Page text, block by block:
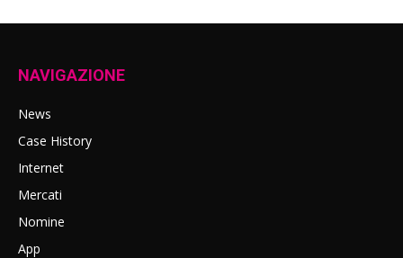
NAVIGAZIONE
News
Case History
Internet
Mercati
Nomine
App